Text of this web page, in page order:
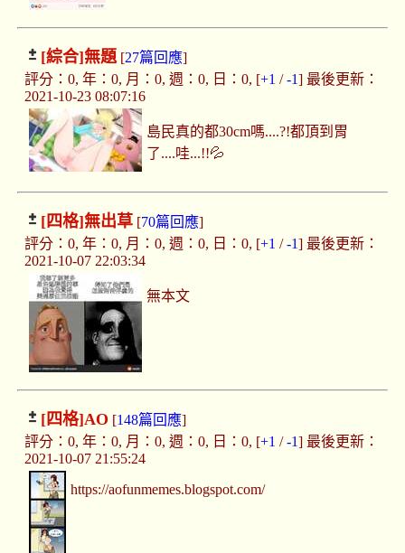
[綜合]無題[27篇回應]
評分：0, 年：0, 月：0, 週：0, 日：0, [+1 /-1] 最後更新：
2021-10-23 08:07:16
島民真的都30cm嗎....?!都頂到胃
了....哇...!!💦
[四格]無出草[70篇回應]
評分：0, 年：0, 月：0, 週：0, 日：0, [+1 /-1] 最後更新：
2021-10-07 22:03:34
無本文
[四格]AO [148篇回應]
評分：0, 年：0, 月：0, 週：0, 日：0, [+1 /-1] 最後更新：
2021-10-07 21:55:24
https://aofunmemes.blogspot.com/